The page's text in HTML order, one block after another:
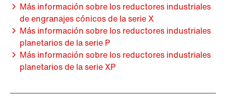
Más información sobre los reductores industriales
de engranajes cónicos de la serie X
Más información sobre los reductores industriales
planetarios de la serie P
Más información sobre los reductores industriales
planetarios de la serie XP